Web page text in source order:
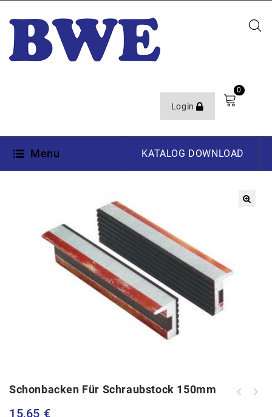
Login
0
Menu KATALOG DOWNLOAD
Schonbacken Für Schraubstock 150mm
15,65 €